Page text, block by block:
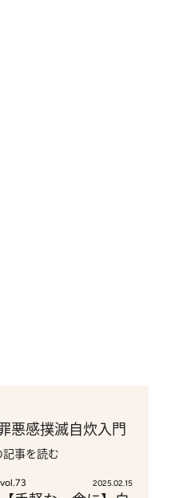
悪感撲滅自炊入門
事を読む
vol.73 2025.02.15